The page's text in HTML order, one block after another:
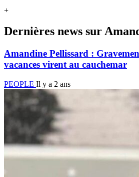
+
Dernières news sur
Amandine Pellissard :
vacances virent au cauchemar
PEOPLE Il y a 2 ans